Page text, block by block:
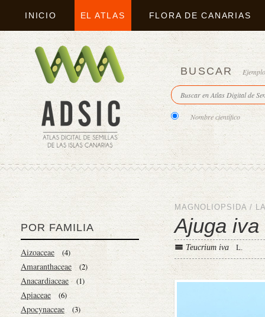
INICIO EL ATLAS FLORA DE CANARIAS
BUSCAR
Nombre científico
POR FAMILIA
Aizoaceae (4)
Amaranthaceae (2)
Anacardiaceae (1)
Apiaceae (6)
Apocynaceae (3)
MAGNOLIOPSIDA /
Ajuga iva
Teucrium iva L.